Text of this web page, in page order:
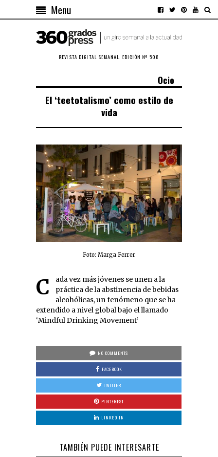
Menu
REVISTA DIGITAL SEMANAL. EDICIÓN Nº 508
Ocio
El ‘teetotalismo’ como estilo de
vida
Foto: Marga Ferrer
Cada vez más jóvenes se unen a la
práctica de la abstinencia de bebidas
alcohólicas, un fenómeno que se ha
extendido a nivel global bajo el llamado
‘Mindful Drinking Movement’
NO COMMENTS
FACEBOOK
TWITTER
PINTEREST
LINKED IN
TAMBIÉN PUEDE INTERESARTE